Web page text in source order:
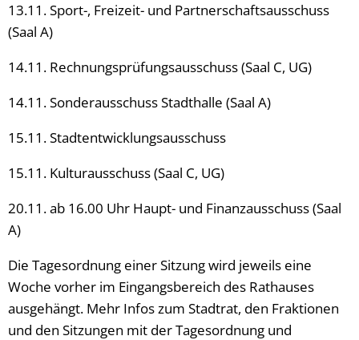
13.11. Sport-, Freizeit- und Partnerschaftsausschuss
(Saal A)
14.11. Rechnungsprüfungsausschuss (Saal C, UG)
14.11. Sonderausschuss Stadthalle (Saal A)
15.11. Stadtentwicklungsausschuss
15.11. Kulturausschuss (Saal C, UG)
20.11. ab 16.00 Uhr Haupt- und Finanzausschuss (Saal
A)
Die Tagesordnung einer Sitzung wird jeweils eine
Woche vorher im Eingangsbereich des Rathauses
ausgehängt. Mehr Infos zum Stadtrat, den Fraktionen
und den Sitzungen mit der Tagesordnung und